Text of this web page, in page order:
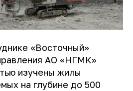
«Восточный»
АО «НГМК»
изучены жилы
на глубине до 500